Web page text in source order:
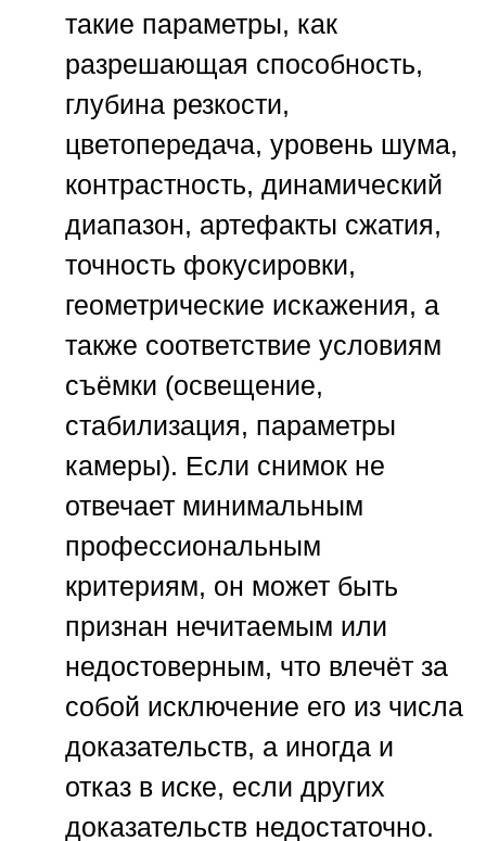
такие параметры, как
разрешающая способность,
глубина резкости,
цветопередача, уровень шума,
контрастность, динамический
диапазон, артефакты сжатия,
точность фокусировки,
геометрические искажения, а
также соответствие условиям
съёмки (освещение,
стабилизация, параметры
камеры). Если снимок не
отвечает минимальным
профессиональным
критериям, он может быть
признан нечитаемым или
недостоверным, что влечёт за
собой исключение его из числа
доказательств, а иногда и
отказ в иске, если других
доказательств недостаточно.